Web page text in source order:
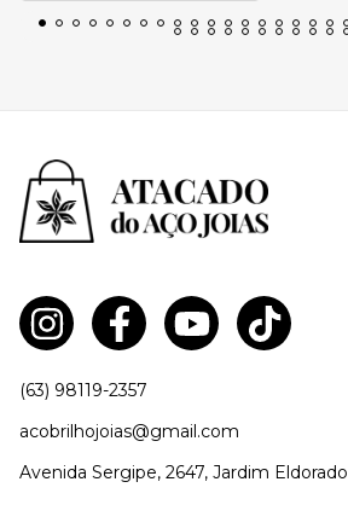
(63) 98119-2357
acobrilhojoias@gmail.com
Avenida Sergipe, 2647, Jardim